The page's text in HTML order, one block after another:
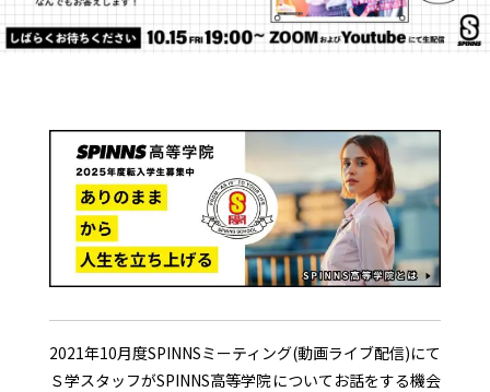
2021年10月度SPINNSミーティング(動画ライブ配信)にて
Ｓ学スタッフがSPINNS高等学院についてお話をする機会